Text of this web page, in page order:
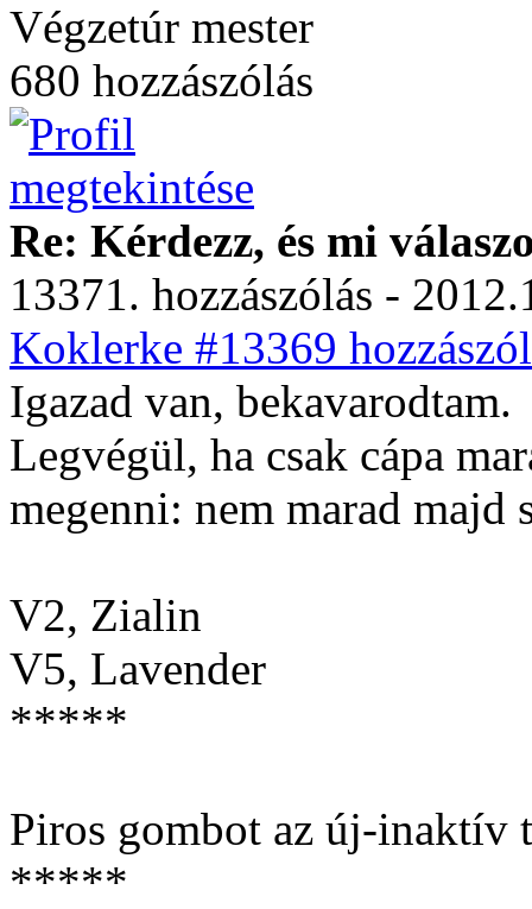
Végzetúr mester
680 hozzászólás
Re: Kérdezz, és mi
13371. hozzászólás -
Koklerke #13369
Igazad van, bekavarodtam.
Legvégül, ha csak cápa
megenni: nem marad majd
V2, Zialin
V5, Lavender
*****
Piros gombot az új-inaktív
*****